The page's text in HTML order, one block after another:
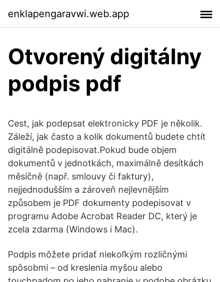
enklapengaravwi.web.app
Otvorený digitálny
podpis pdf
Cest, jak podepsat elektronicky PDF je několik.
Záleží, jak často a kolik dokumentů budete chtít
digitálně podepisovat.Pokud bude objem
dokumentů v jednotkách, maximálně desítkách
měsíčně (např. smlouvy či faktury),
nejjednodušším a zároveň nejlevnějším
způsobem je PDF dokumenty podepisovat v
programu Adobe Acrobat Reader DC, který je
zcela zdarma (Windows i Mac).
Podpis môžete pridať niekoľkým rozličnými
spôsobmi – od kreslenia myšou alebo